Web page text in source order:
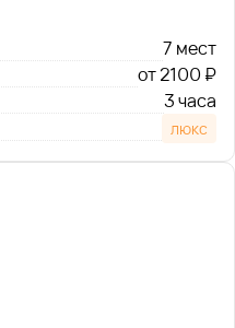
7 мест
от 2100 ₽
3 часа
люкс